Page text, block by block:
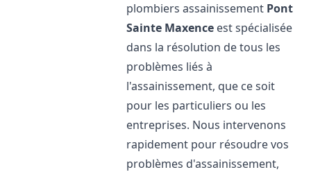
plombiers assainissement Pont
Sainte Maxence est spécialisée
dans la résolution de tous les
problèmes liés à
l'assainissement, que ce soit
pour les particuliers ou les
entreprises. Nous intervenons
rapidement pour résoudre vos
problèmes d'assainissement,